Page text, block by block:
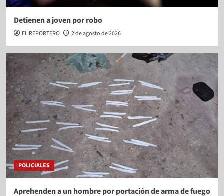
Detienen a joven por robo
EL REPORTERO 2 de agosto de 2026
POLICIALES
Aprehenden a un hombre por portación de arma de fuego